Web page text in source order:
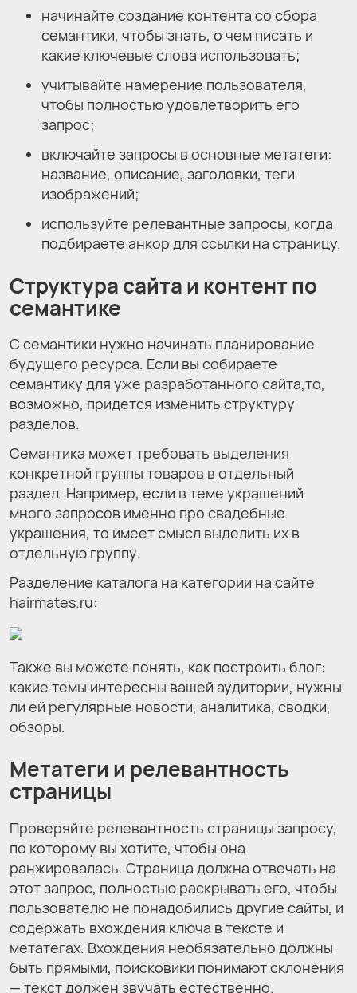
начинайте создание контента со сбора
семантики, чтобы знать, о чем писать и
какие ключевые слова использовать;
учитывайте намерение пользователя,
чтобы полностью удовлетворить его
запрос;
включайте запросы в основные метатеги:
название, описание, заголовки, теги
изображений;
используйте релевантные запросы, когда
подбираете анкор для ссылки на страницу.
Структура сайта и контент по
семантике
С семантики нужно начинать планирование
будущего ресурса. Если вы собираете
семантику для уже разработанного сайта,то,
возможно, придется изменить структуру
разделов.
Семантика может требовать выделения
конкретной группы товаров в отдельный
раздел. Например, если в теме украшений
много запросов именно про свадебные
украшения, то имеет смысл выделить их в
отдельную группу.
Разделение каталога на категории на сайте
hairmates.ru:
Также вы можете понять, как построить блог:
какие темы интересны вашей аудитории, нужны
ли ей регулярные новости, аналитика, сводки,
обзоры.
Метатеги и релевантность
страницы
Проверяйте релевантность страницы запросу,
по которому вы хотите, чтобы она
ранжировалась. Страница должна отвечать на
этот запрос, полностью раскрывать его, чтобы
пользователю не понадобились другие сайты, и
содержать вхождения ключа в тексте и
метатегах. Вхождения необязательно должны
быть прямыми, поисковики понимают склонения
— текст должен звучать естественно.